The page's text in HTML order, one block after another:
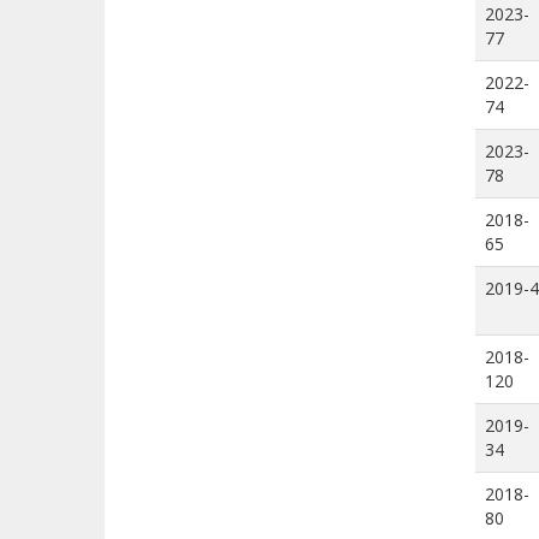
2023-
77
2022-
74
2023-
78
2018-
65
2019-4
2018-
120
2019-
34
2018-
80